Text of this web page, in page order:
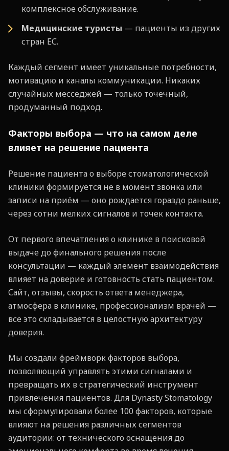
комплексное обслуживание.
Медицинские туристы — пациенты из других
стран ЕС.
Каждый сегмент имеет уникальные потребности,
мотивацию и каналы коммуникации. Никаких
случайных месседжей — только точечный,
продуманный подход.
Факторы выбора — что на самом деле
влияет на решение пациента
Решение пациента о выборе стоматологической
клиники формируется не в момент звонка или
записи на приём — оно рождается гораздо раньше,
через сотни мелких сигналов и точек контакта.
От первого впечатления о клинике в поисковой
выдаче до финального решения после
консультации — каждый элемент взаимодействия
влияет на доверие и готовность стать пациентом.
Сайт, отзывы, скорость ответа менеджера,
атмосфера в клинике, профессионализм врачей —
все это складывается в целостную архитектуру
доверия.
Мы создали фреймворк факторов выбора,
позволяющий управлять этими сигналами и
превращать их в стратегический инструмент
привлечения пациентов. Для Dynasty Stomatology
мы сформулировали более 100 факторов, которые
влияют на решения различных сегментов
аудитории: от технического оснащения до